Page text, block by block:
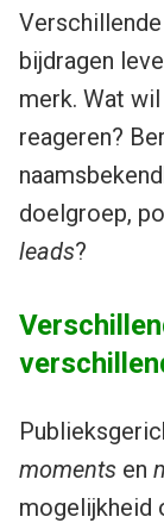
bijdragen
merk. Wat
reageren?
doelgroep,
leads?
moments en
mogelijkheid